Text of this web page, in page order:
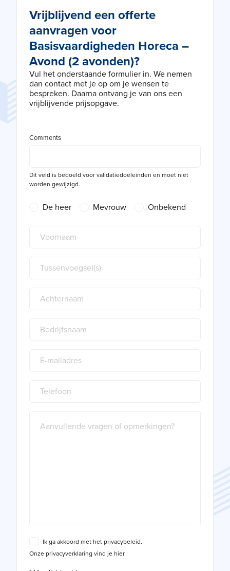
Vrijblijvend een offerte
aanvragen voor
Basisvaardigheden Horeca –
Avond (2 avonden)?
Vul het onderstaande formulier in. We nemen
dan contact met je op om je wensen te
bespreken. Daarna ontvang je van ons een
vrijblijvende prijsopgave.
Comments
Dit veld is bedoeld voor validatiedoeleinden en moet niet
worden gewijzigd.
De heer Mevrouw Onbekend
Ik ga akkoord met het privacybeleid.
Onze privacyverklaring vind je hier.